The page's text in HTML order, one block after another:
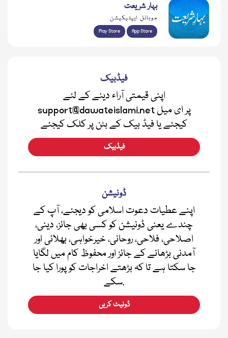
بہار شریعت
موبائل ایپلیکیشن
Play Store App Store
فیڈبیک
اپنی قیمتی آراء دینے کے لئے
support@dawateislami.net پر ای میل
کیجئے یا فیڈ بیک کے بٹن پر کلک کیجئے
فیڈبیک
ڈونیشن
اپنے عطیات دعوت اسلامی کو دیجئے، آپ کے
چندے یعنی ڈونیشن کو کسی بھی جائز، دینی،
اصلاحی، فلاحی، روحانی، خیرخواہی، بھلائی اور
آمدنی بڑھانے کے جائز اور محفوظ کام میں لگایا
جا سکتا ہے تا کہ بڑھتے اخراجات کو پورا کیا جا
سکے.
ڈونیٹ کریں